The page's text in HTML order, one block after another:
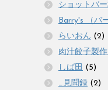
ショットバー
Barry's （バ
らいおん (2)
肉汁餃子製
しば田 (5)
_見聞録 (2)